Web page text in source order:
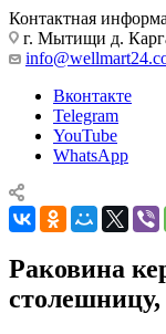
Контактная
г. Мытищи д.
Вконтакте
Telegram
YouTube
WhatsApp
Раковина
столешницу,